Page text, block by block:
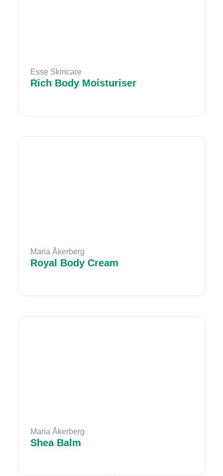
Esse Skincare
Rich Body Moisturiser
Maria Åkerberg
Royal Body Cream
Maria Åkerberg
Shea Balm